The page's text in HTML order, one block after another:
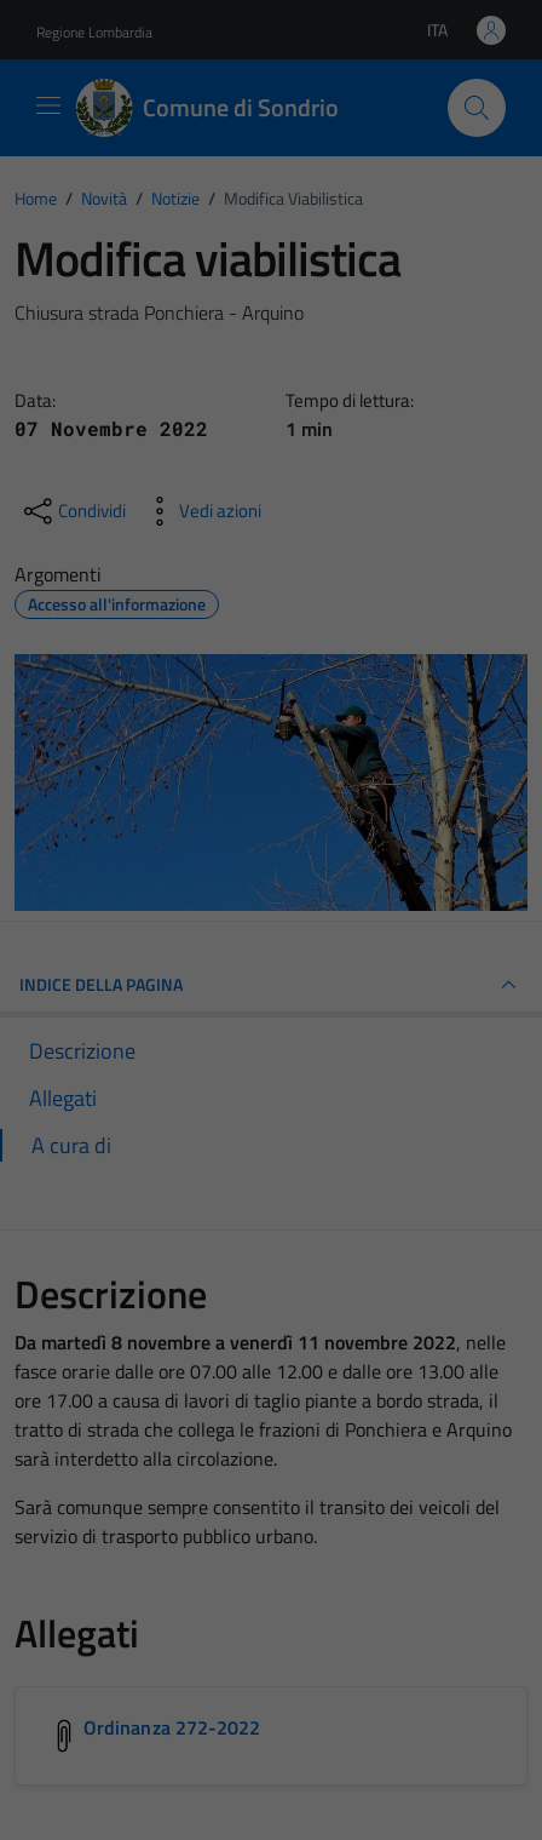
Regione Lombardia Lingua attiva:
ITA
Comune di Sondrio
Home / Novità / Notizie / Modifica Viabilistica
Modifica viabilistica
Chiusura strada Ponchiera - Arquino
Data:
07 Novembre 2022
Tempo di lettura:
1 min
Condividi Vedi azioni
Argomenti
Accesso all'informazione
INDICE DELLA PAGINA
Descrizione
Allegati
A cura di
Descrizione
Da martedì 8 novembre a venerdì 11 novembre 2022, nelle
fasce orarie dalle ore 07.00 alle 12.00 e dalle ore 13.00 alle
ore 17.00 a causa di lavori di taglio piante a bordo strada, il
tratto di strada che collega le frazioni di Ponchiera e Arquino
sarà interdetto alla circolazione.
Sarà comunque sempre consentito il transito dei veicoli del
servizio di trasporto pubblico urbano.
Allegati
Ordinanza 272-2022